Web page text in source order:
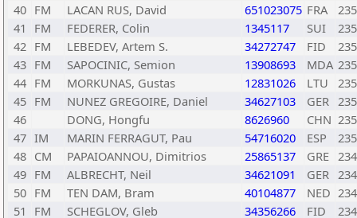
40 FM LACAN RUS, David 651023075 FRA
41
FM FEDERER, Colin 1345117 SUI
42 FM LEBEDEV, Artem S. 34272747 FID
43 FM SAPOCINIC, Semion 13908693 MDA
44 FM MORKUNAS, Gustas 12831026 LTU
45 FM NUNEZ GREGOIRE, Daniel 34627103 GER
46
DONG, Hongfu 8626960 CHN
47 IM MARIN FERRAGUT, Pau 54716020 ESP
48 CM PAPAIOANNOU, Dimitrios 25865137 GRE
49 FM ALBRECHT, Neil 34621091 GER
50 FM TEN DAM, Bram 40104877 NED
51
FM SCHEGLOV, Gleb 34356266 FID